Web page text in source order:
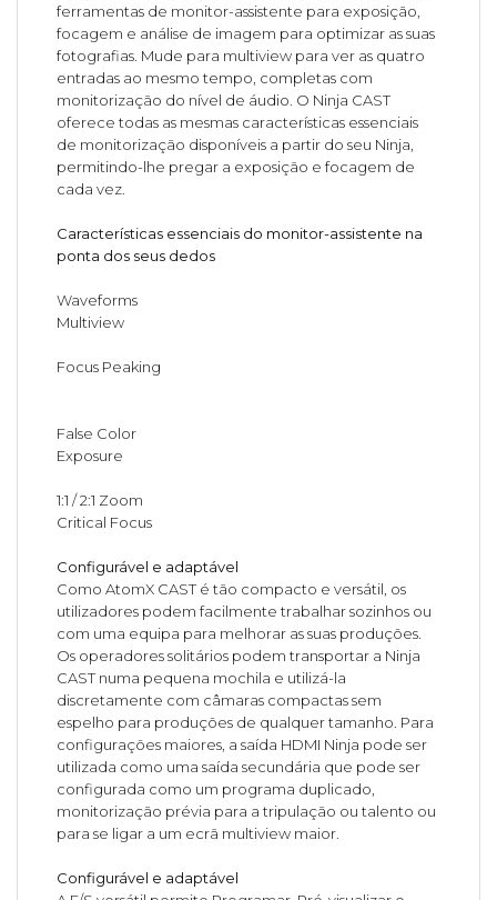
ferramentas de monitor-assistente para exposição,
focagem e análise de imagem para optimizar as suas
fotografias. Mude para multiview para ver as quatro
entradas ao mesmo tempo, completas com
monitorização do nível de áudio. O Ninja CAST
oferece todas as mesmas características essenciais
de monitorização disponíveis a partir do seu Ninja,
permitindo-lhe pregar a exposição e focagem de
cada vez.
Características essenciais do monitor-assistente na
ponta dos seus dedos
Waveforms
Multiview
Focus Peaking
False Color
Exposure
1:1 / 2:1 Zoom
Critical Focus
Configurável e adaptável
Como AtomX CAST é tão compacto e versátil, os
utilizadores podem facilmente trabalhar sozinhos ou
com uma equipa para melhorar as suas produções.
Os operadores solitários podem transportar a Ninja
CAST numa pequena mochila e utilizá-la
discretamente com câmaras compactas sem
espelho para produções de qualquer tamanho. Para
configurações maiores, a saída HDMI Ninja pode ser
utilizada como uma saída secundária que pode ser
configurada como um programa duplicado,
monitorização prévia para a tripulação ou talento ou
para se ligar a um ecrã multiview maior.
Configurável e adaptável